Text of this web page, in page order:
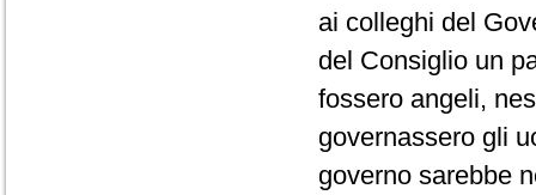
ai colleghi del
del Consiglio un
fossero angeli,
governassero gli
governo sarebbe